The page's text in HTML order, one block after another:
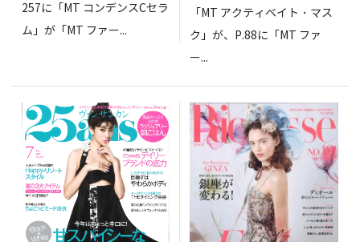
257に「MT コンデンスCセラ
ム」が「MT ファー...
「MT アクティベイト・マス
ク」が、P.88に「MT ファ
ー...